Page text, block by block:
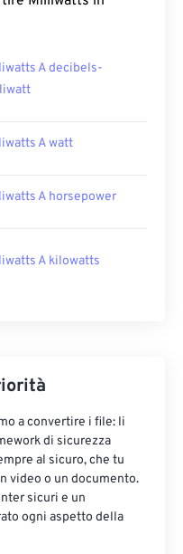
A decibels-
A watt
A horsepower
A kilowatts
a convertire i file: li
di sicurezza
al sicuro, che tu
video o un documento.
sicuri e un
ogni aspetto della